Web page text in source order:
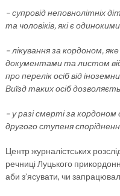
– супровід неповнолітніх
та чоловіків, які є
– лікування за кордоном,
документами та листом
про перелік осіб від
Виїзд таких осіб
– у разі смерті за кордоном
другого ступеня
Центр журналістських
речниці Луцького
аби з’ясувати, чи